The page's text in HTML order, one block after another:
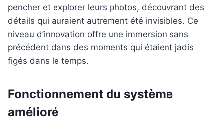
pencher et explorer leurs photos, découvrant des
détails qui auraient autrement été invisibles. Ce
niveau d’innovation offre une immersion sans
précédent dans des moments qui étaient jadis
figés dans le temps.
Fonctionnement du système
amélioré